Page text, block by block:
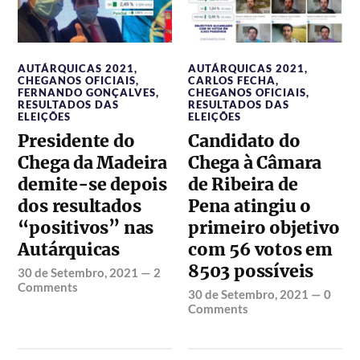
AUTÁRQUICAS 2021,
CHEGANOS OFICIAIS,
FERNANDO GONÇALVES,
RESULTADOS DAS
ELEIÇÕES
Presidente do
Chega da Madeira
demite-se depois
dos resultados
“positivos” nas
Autárquicas
30 de Setembro, 2021 — 2
Comments
AUTÁRQUICAS 2021,
CARLOS FECHA,
CHEGANOS OFICIAIS,
RESULTADOS DAS
ELEIÇÕES
Candidato do
Chega à Câmara
de Ribeira de
Pena atingiu o
primeiro objetivo
com 56 votos em
8503 possíveis
30 de Setembro, 2021 —0
Comments